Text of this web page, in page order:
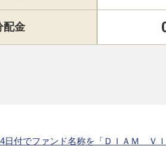
配金
日付でファンド名称を「ＤＩＡＭ Ｖ